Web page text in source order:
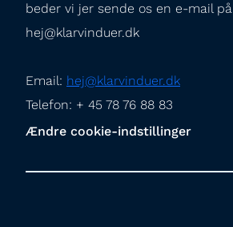
beder vi jer sende os en e-mail på
hej@klarvinduer.dk
Email: hej@klarvinduer.dk
Telefon: + 45 78 76 88 83
Ændre cookie-indstillinger